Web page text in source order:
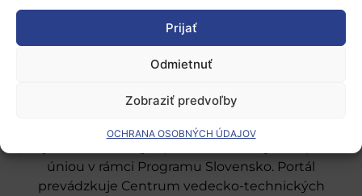
Prijať
Odmietnuť
Zobraziť predvoľby
OCHRANA OSOBNÝCH ÚDAJOV
Podporné schémy a služby
Grantové programy pre výskum
Odber noviniek
úniou v rámci Programu Slovensko. Portál
prevádzkuje Centrum vedecko-technických